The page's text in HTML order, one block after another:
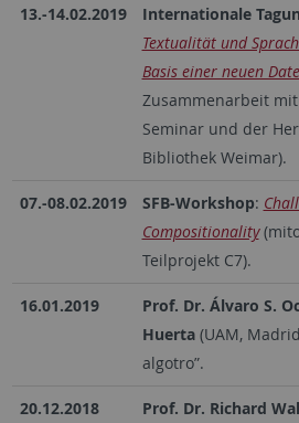
13.-14.02.2019 Internationale
Textualität und
Basis einer neuen
Zusammenarbeit
Seminar und der
Bibliothek Weimar).
07.-08.02.2019 SFB-Workshop:
Compositionality
Teilprojekt C7).
16.01.2019
Prof. Dr. Álvaro S.
Huerta (UAM,
algotro”.
20.12.2018 Prof. Dr. Richard